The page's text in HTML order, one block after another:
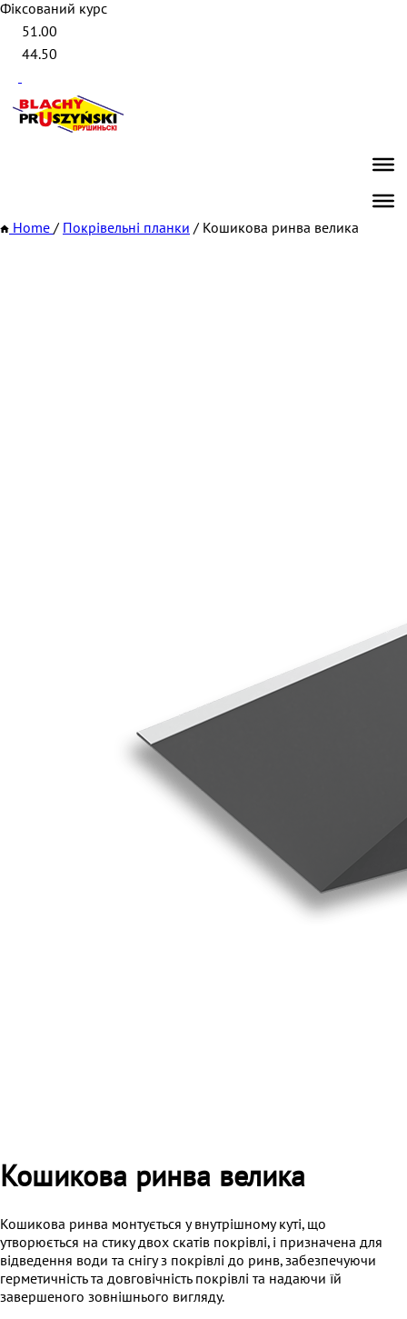
Фіксований курс
51.00
44.50
Home / Покрівельні планки / Кошикова ринва велика
Кошикова ринва велика
Кошикова ринва монтується у внутрішному куті, що
утворюється на стику двох скатів покрівлі, і призначена для
відведення води та снігу з покрівлі до ринв, забезпечуючи
герметичність та довговічність покрівлі та надаючи їй
завершеного зовнішнього вигляду.